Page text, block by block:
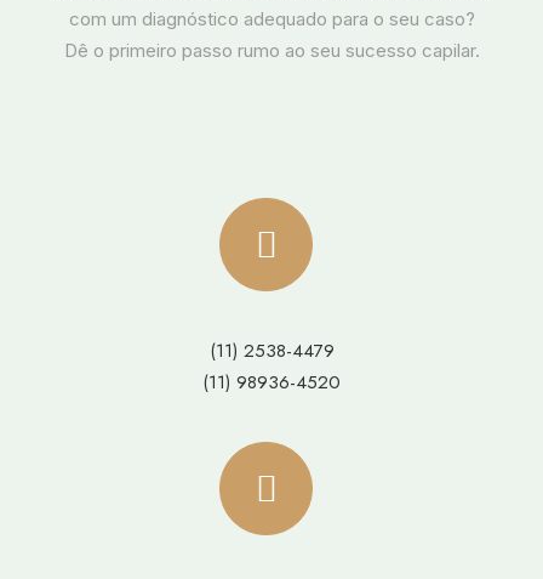
com um diagnóstico adequado para o seu caso?
Dê o primeiro passo rumo ao seu sucesso capilar.
(11) 2538-4479
(11) 98936-4520